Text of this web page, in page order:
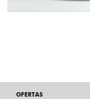
OFERTAS